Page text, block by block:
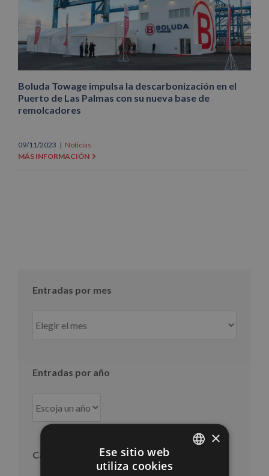
Boluda Towage impulsa la descarbonización en el
Puerto de Las Palmas con su nueva base de
remolcadores
09/11/2023 | Noticias
MÁS INFORMACIÓN
Entradas por mes
por
Entradas por año
Categorías
×
Ese sitio web
utiliza cookies